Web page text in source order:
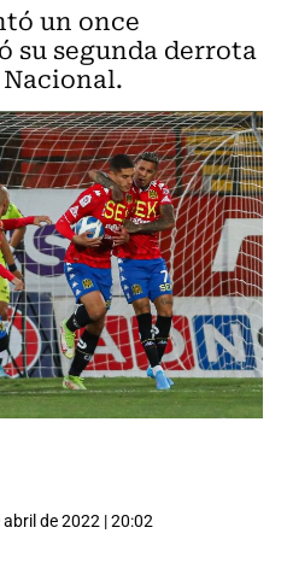
un once
segunda derrota
de 2022 | 20:02